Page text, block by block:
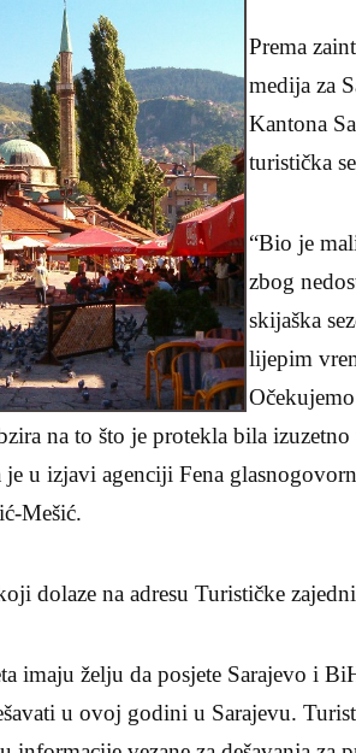
Prema
medija za
Kantona
turistička
“Bio je
zbog
skijaška
lijepim
na to što je protekla bila
je u izjavi agenciji Fena
Mešić.
dolaze na adresu Turističke
imaju želju da posjete Sarajevo i
u ovoj godini u Sarajevu.